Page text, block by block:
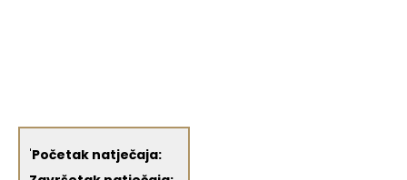
'Početak natječaja: